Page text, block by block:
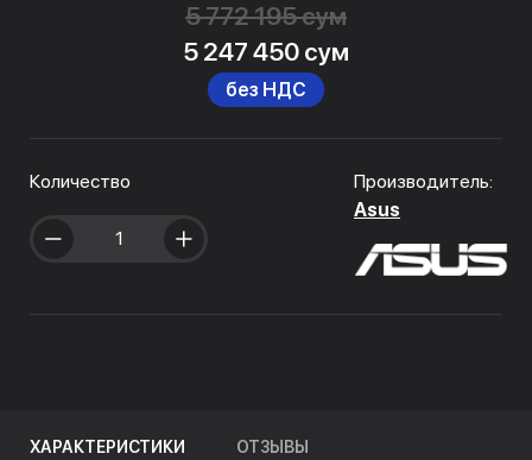
5 772 195 сум
5 247 450 сум
без НДС
Количество
Производитель:
Asus
ХАРАКТЕРИСТИКИ ОТЗЫВЫ